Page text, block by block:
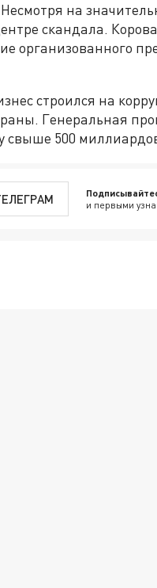
на
скандала.
организованного
строился на
Генеральная
свыше 500
и первыми